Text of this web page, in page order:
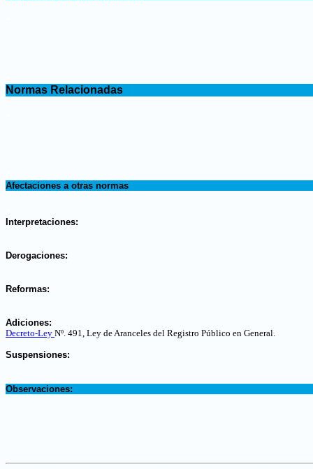
Normas Relacionadas
Afectaciones a otras normas
Interpretaciones:
Derogaciones:
Reformas:
Adiciones:
Decreto-Ley Nº. 491, Ley de Aranceles del Registro Público en General.
Suspensiones:
Observaciones: